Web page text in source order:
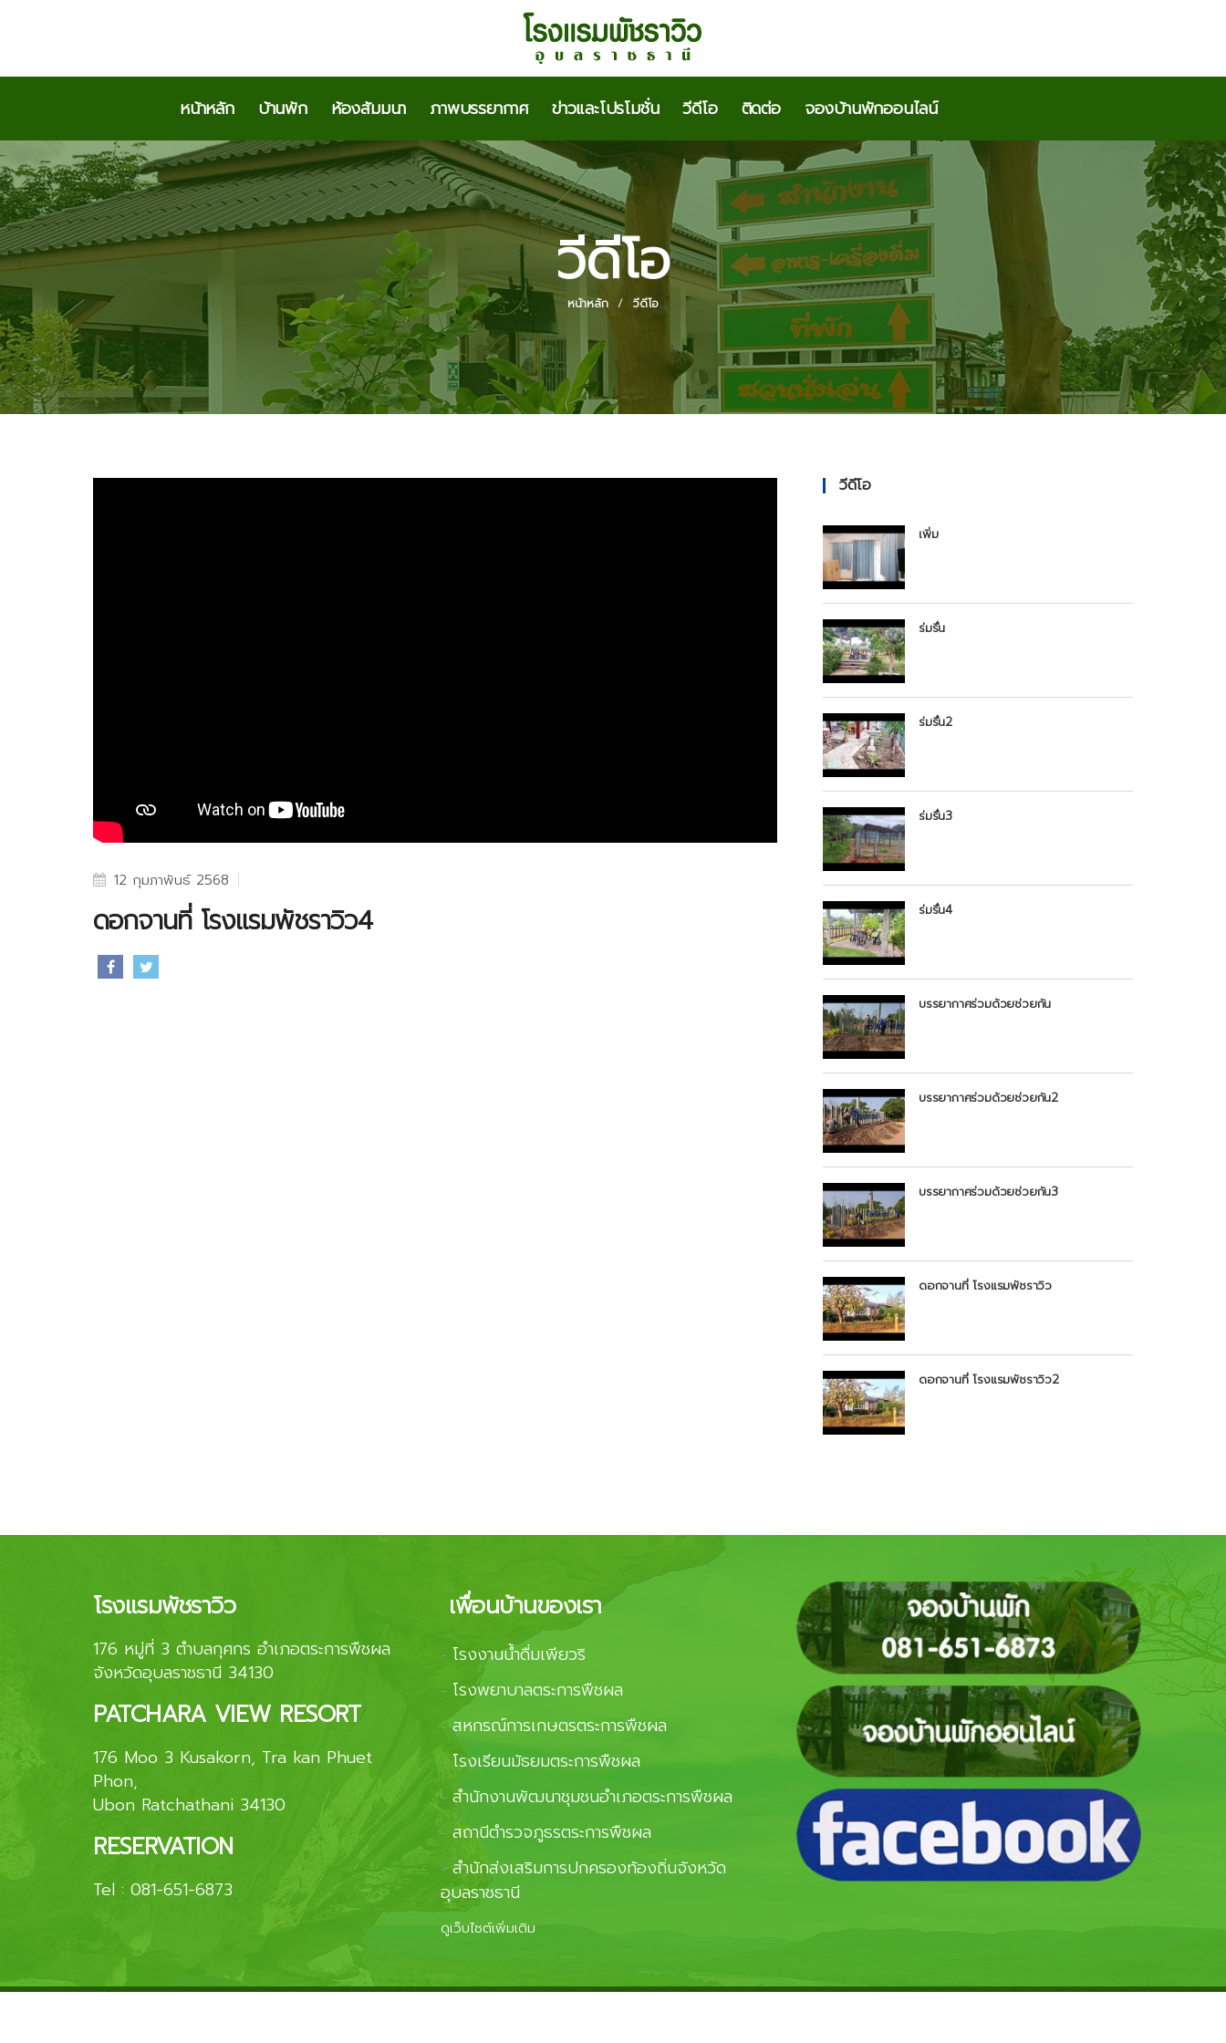
หน้าหลัก บ้านพัก ห้องสัมมนา ภาพบรรยากาศ ข่าวและโปรโมชั่น วีดีโอ ติดต่อ จองบ้านพักออนไลน์
วีดีโอ
หน้าหลัก วีดีโอ
12 กุมภาพันธ์ 2568
ดอกจานที่ โรงแรมพัชราวิว4
วีดีโอ
เพิ่ม
ร่มรื่น
ร่มรื่น2
ร่มรื่น3
ร่มรื่น4
บรรยากาศร่วมด้วยช่วยกัน
บรรยากาศร่วมด้วยช่วยกัน2
บรรยากาศร่วมด้วยช่วยกัน3
ดอกจานที่ โรงแรมพัชราวิว
ดอกจานที่ โรงแรมพัชราวิว2
โรงแรมพัชราวิว
176 หมู่ที่ 3 ตำบลกุศกร อำเภอตระการพืชผล
จังหวัดอุบลราชธานี 34130
PATCHARA VIEW RESORT
176 Moo 3 Kusakorn, Tra kan Phuet
Phon,
Ubon Ratchathani 34130
RESERVATION
Tel : 081-651-6873
เพื่อนบ้านของเรา
- โรงงานน้ำดื่มเพียวริ
- โรงพยาบาลตระการพืชผล
-สหกรณ์การเกษตรตระการพืชผล
- โรงเรียนมัธยมตระการพืชผล
- สำนักงานพัฒนาชุมชนอำเภอตระการพืชผล
- สถานีตำรวจภูธรตระการพืชผล
- สำนักส่งเสริมการปกครองท้องถิ่นจังหวัด
อุบลราชธานี
ดูเว็บไซต์เพิ่มเติม